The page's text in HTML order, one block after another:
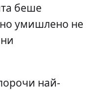
беше
умишлено не
най-